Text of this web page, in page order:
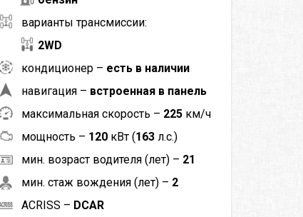
варианты трансмиссии:
2WD
кондиционер – есть в наличии
навигация – встроенная в панель
максимальная скорость – 225 км/ч
мощность – 120 кВт (163л.с.)
мин. возраст водителя (лет) – 21
мин. стаж вождения (лет) – 2
ACRISS – DCAR